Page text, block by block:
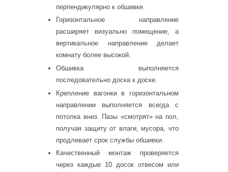
перпендикулярно к обшивке.
Горизонтальное направление
расширяет визуально помещение, а
вертикальное направление делает
комнату более высокой.
Обшивка выполняется
последовательно доска к доске.
Крепление вагонки в горизонтальном
направлении выполняется всегда с
потолка вниз. Пазы «смотрят» на пол,
получая защиту от влаги, мусора, что
продлевает срок службы обшивки.
Качественный монтаж проверяется
через каждые 10 досок отвесом или